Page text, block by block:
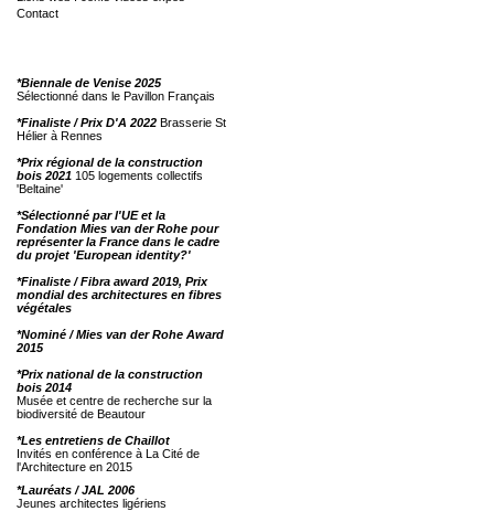
Contact
*Biennale de Venise 2025
Sélectionné dans le Pavillon Français
*Finaliste / Prix D'A 2022 Brasserie St
Hélier à Rennes
*Prix régional de la construction
bois 2021 105 logements collectifs
'Beltaine'
*Sélectionné par l'UE et la
Fondation Mies van der Rohe pour
représenter la France dans le cadre
du projet 'European identity?'
*Finaliste / Fibra award 2019, Prix
mondial des architectures en fibres
végétales
*Nominé / Mies van der Rohe Award
2015
*Prix national de la construction
bois 2014
Musée et centre de recherche sur la
biodiversité de Beautour
*Les entretiens de Chaillot
Invités en conférence à La Cité de
l'Architecture en 2015
*Lauréats / JAL 2006
Jeunes architectes ligériens